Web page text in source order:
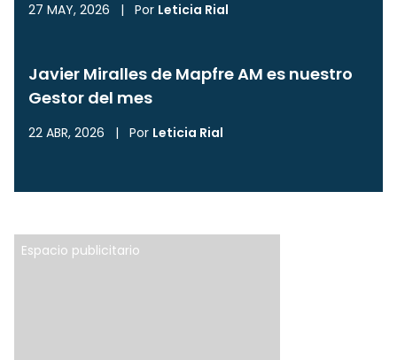
27 MAY, 2026 | Por Leticia Rial
Javier Miralles de Mapfre AM es nuestro
Gestor del mes
22 ABR, 2026 | Por Leticia Rial
Espacio publicitario